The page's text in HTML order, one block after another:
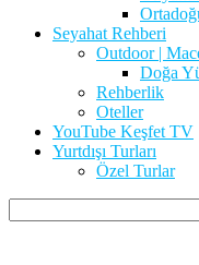
Seyahat Rehberi
Outdoor |
Doğa
Rehberlik
Oteller
YouTube Keşfet TV
Yurtdışı Turları
Özel Turlar